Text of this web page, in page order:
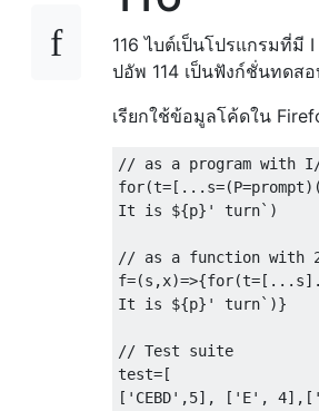
116 ไบต์เป็นโปรแกรมที่มี
ปอัพ 114 เป็นฟังก์ชั่นทดสอ
เรียกใช้ข้อมูลโค้ดใน
// as a program with I/
for(t=[... s=(P=prompt
It is ${p} ' turn`)
// as a function with
f=(s ,x)=>{for(t=[... s].
It is ${p} ' turn`)}
// Test suite
test=[
[ 'CEBD' ,5], [ 'E' , 4],[